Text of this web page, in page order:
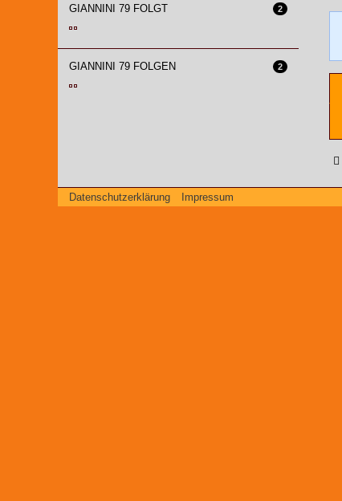
GIANNINI 79 FOLGT 2
GIANNINI 79 FOLGEN 2
Datenschutzerklärung Impressum